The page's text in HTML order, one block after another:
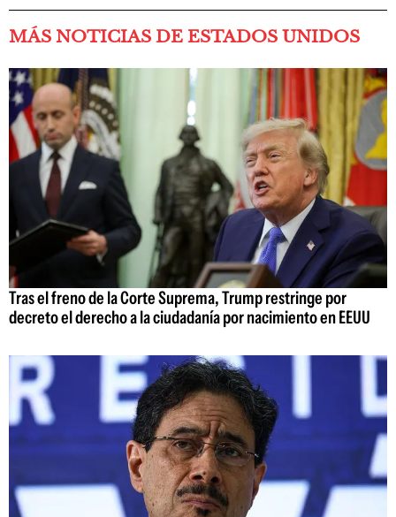
MÁS NOTICIAS DE ESTADOS UNIDOS
Tras el freno de la Corte Suprema, Trump restringe por
decreto el derecho a la ciudadanía por nacimiento en EEUU